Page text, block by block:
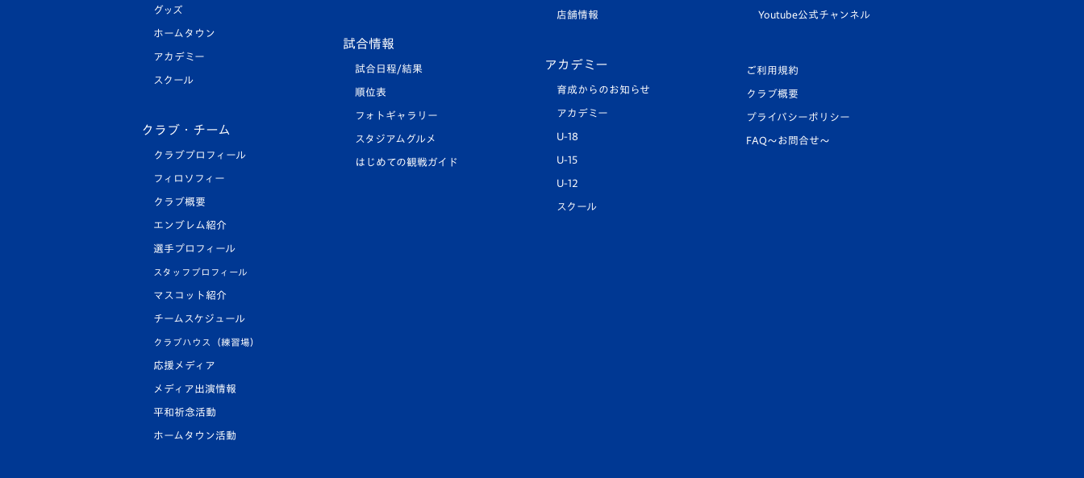
グッズ
ホームタウン
アカデミー
スクール
クラブ・チーム
クラブプロフィール
フィロソフィー
クラブ概要
エンブレム紹介
選手プロフィール
スタッフプロフィール
マスコット紹介
チームスケジュール
クラブハウス（練習場）
応援メディア
メディア出演情報
平和祈念活動
ホームタウン活動
試合情報
試合日程/結果
順位表
フォトギャラリー
スタジアムグルメ
はじめての観戦ガイド
店舗情報
アカデミー
育成からのお知らせ
アカデミー
U-18
U-15
U-12
スクール
Youtube公式チャンネル
ご利用規約
クラブ概要
プライバシーポリシー
FAQ〜お問合せ〜